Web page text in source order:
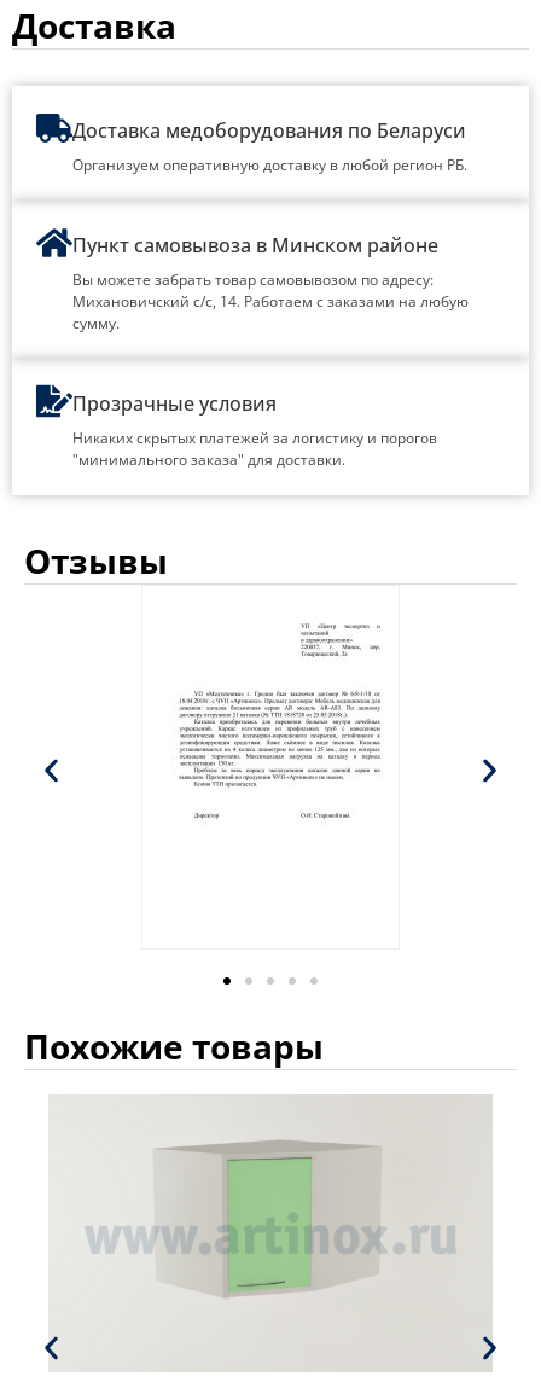
Доставка
Доставка медоборудования по Беларуси
Организуем оперативную доставку в любой регион РБ.
Пункт самовывоза в Минском районе
Вы можете забрать товар самовывозом по адресу:
Михановичский с/с, 14. Работаем с заказами на любую
сумму.
Прозрачные условия
Никаких скрытых платежей за логистику и порогов
"минимального заказа" для доставки.
Отзывы
Похожие товары